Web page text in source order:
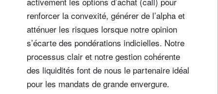
renforcer la convexité, générer de l’alpha et
atténuer les risques lorsque notre opinion
s’écarte des pondérations indicielles. Notre
processus clair et notre gestion cohérente
des liquidités font de nous le partenaire idéal
pour les mandats de grande envergure.